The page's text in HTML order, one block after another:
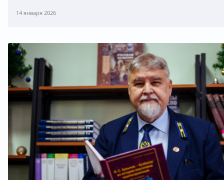
14 января 2026